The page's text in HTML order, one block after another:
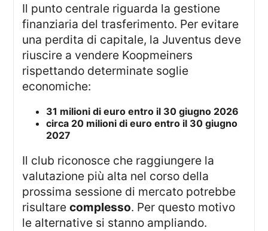
Il punto centrale riguarda la gestione
finanziaria del trasferimento. Per evitare
una perdita di capitale, la Juventus deve
riuscire a vendere Koopmeiners
rispettando determinate soglie
economiche:
31 milioni di euro entro il 30 giugno 2026
circa 20 milioni di euro entro il 30 giugno
2027
Il club riconosce che raggiungere la
valutazione più alta nel corso della
prossima sessione di mercato potrebbe
risultarecomplesso. Per questo motivo
le alternative si stanno ampliando.